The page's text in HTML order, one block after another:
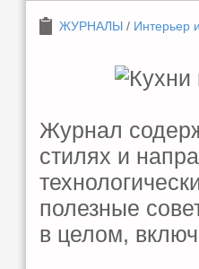
ЖУРНАЛЫ / Интерьер
Журнал
стилях и
полезные
в целом,